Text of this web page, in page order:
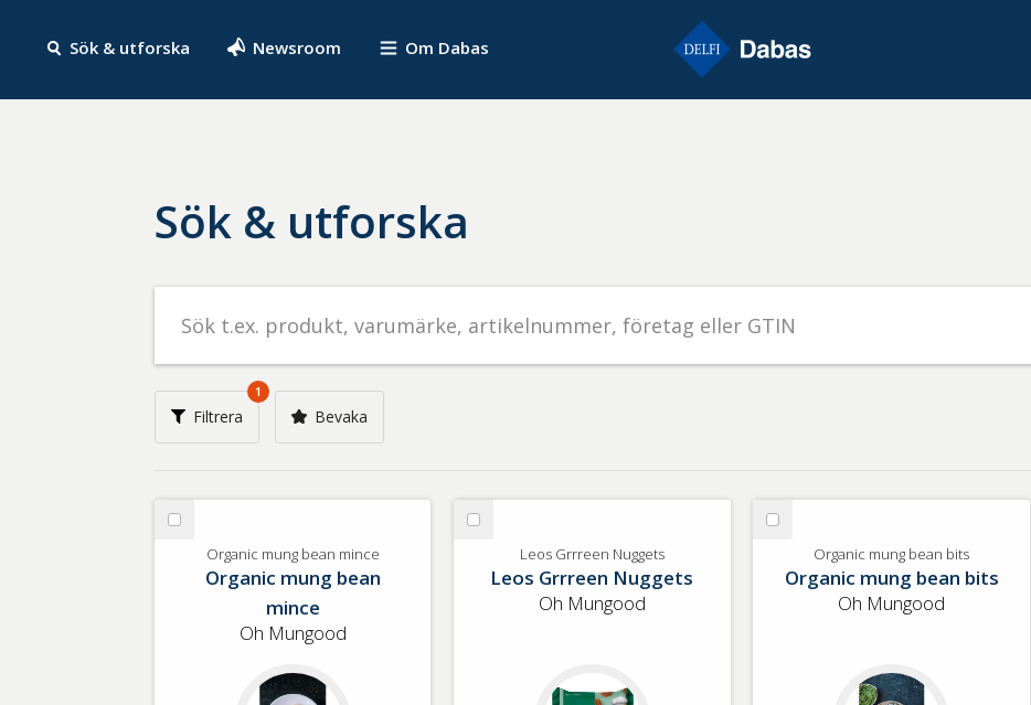
Sök & utforska Newsroom Om Dabas
Sök & utforska
Sök
livsmedel
på
t.ex.
produkt,
varumärke,
GTIN
Filtrera
1
Bevaka
Välj
Organic
mung
Organic mung bean mince
Organic mung bean
mince
Oh Mungood
Välj
Grrreen
Nuggets
Leos Grrreen Nuggets
Leos Grrreen Nuggets
Oh Mungood
Välj
Organic
mung
Organic mung bean bits
Organic mung bean bits
Oh Mungood